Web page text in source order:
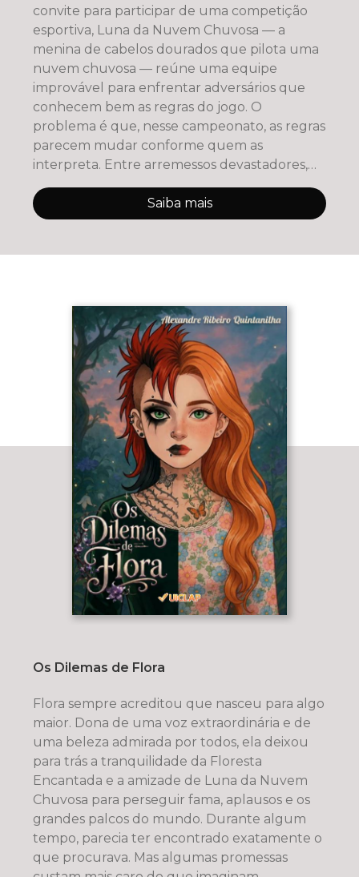
convite para participar de uma competição
esportiva, Luna da Nuvem Chuvosa — a
menina de cabelos dourados que pilota uma
nuvem chuvosa — reúne uma equipe
improvável para enfrentar adversários que
conhecem bem as regras do jogo. O
problema é que, nesse campeonato, as regras
parecem mudar conforme quem as
interpreta. Entre arremessos devastadores,
Saiba mais
Os Dilemas de Flora
Flora sempre acreditou que nasceu para algo
maior. Dona de uma voz extraordinária e de
uma beleza admirada por todos, ela deixou
para trás a tranquilidade da Floresta
Encantada e a amizade de Luna da Nuvem
Chuvosa para perseguir fama, aplausos e os
grandes palcos do mundo. Durante algum
tempo, parecia ter encontrado exatamente o
que procurava. Mas algumas promessas